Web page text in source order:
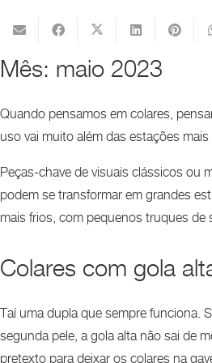
Mês: maio 2023
Quando pensamos em colares,
uso vai muito além das estações
Peças-chave de visuais clássicos ou
podem se transformar em grandes
mais frios, com pequenos truques de
Colares com gola
Taí uma dupla que sempre funciona.
segunda pele, a gola alta não sai de
pretexto para deixar os colares na